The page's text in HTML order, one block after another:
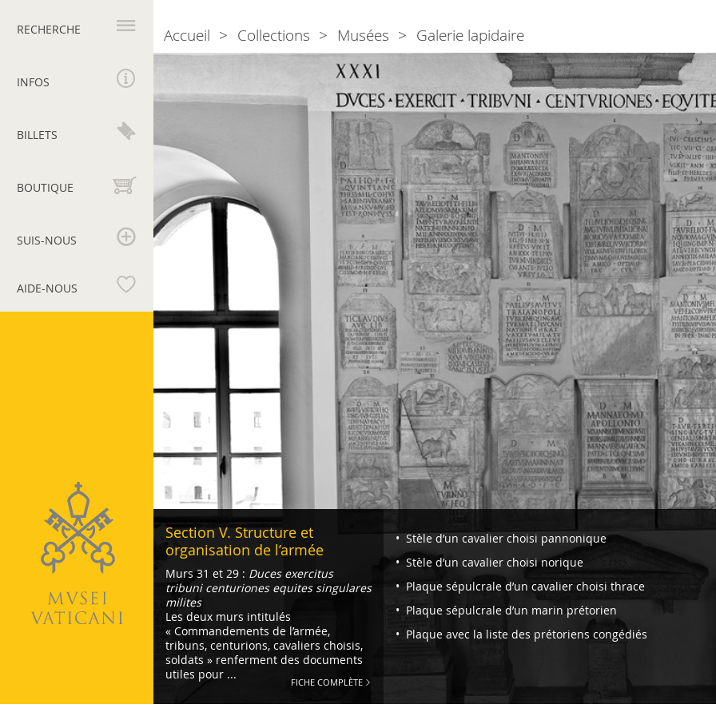
principale
RECHERCHE
INFOS
BILLETS
BOUTIQUE
SUIS-NOUS
AIDE-NOUS
Section
Structure
l’armée
Section V. Structure et
organisation de l’armée
Murs 31 et 29 : Duces exercitus
tribuni centuriones equites singulares
milites
Les deux murs intitulés
« Commandements de l’armée,
tribuns, centurions, cavaliers choisis,
soldats » renferment des documents
utiles pour ...
FICHE COMPLÈTE
Navigazione
-
Section
V.
Structure
et
organisation
Stèle d’un cavalier choisi pannonique
Stèle d’un cavalier choisi norique
Plaque sépulcrale d’un cavalier choisi thrace
Plaque sépulcrale d’un marin prétorien
Plaque avec la liste des prétoriens congédiés
Breadcrumb
Accueil Collections Musées Galerie lapidaire